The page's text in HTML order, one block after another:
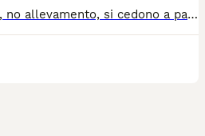
Tre maschietti disponibili, no allevamento, si cedono a partire dal 7 luglio , mangiano già adesso cibo umido.